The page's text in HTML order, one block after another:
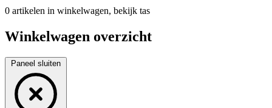
0 artikelen in winkelwagen, bekijk tas
Winkelwagen overzicht
Paneel sluiten